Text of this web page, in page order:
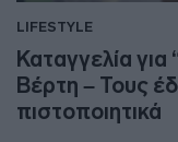
LIFESTYLE
Καταγγελία
Βέρτη – Τους
πιστοποιητικά